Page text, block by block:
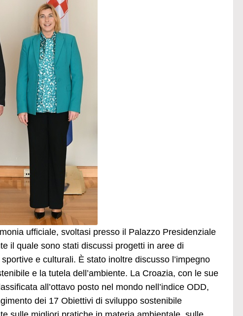
ufficiale, svoltasi presso il Palazzo Presidenziale
il quale sono stati discussi progetti in aree di
e culturali. È stato inoltre discusso l’impegno
e la tutela dell’ambiente. La Croazia, con le sue
all’ottavo posto nel mondo nell’indice ODD,
dei 17 Obiettivi di sviluppo sostenibile